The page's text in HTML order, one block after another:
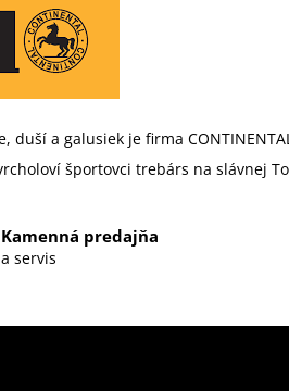
duší a galusiek je firma
športovci trebárs na slávnej
Kamenná predajňa
a servis